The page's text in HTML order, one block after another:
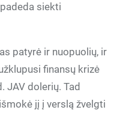
siekti
patyrė ir nuopuolių, ir
finansų krizė
JAV dolerių. Tad
jį į verslą žvelgti